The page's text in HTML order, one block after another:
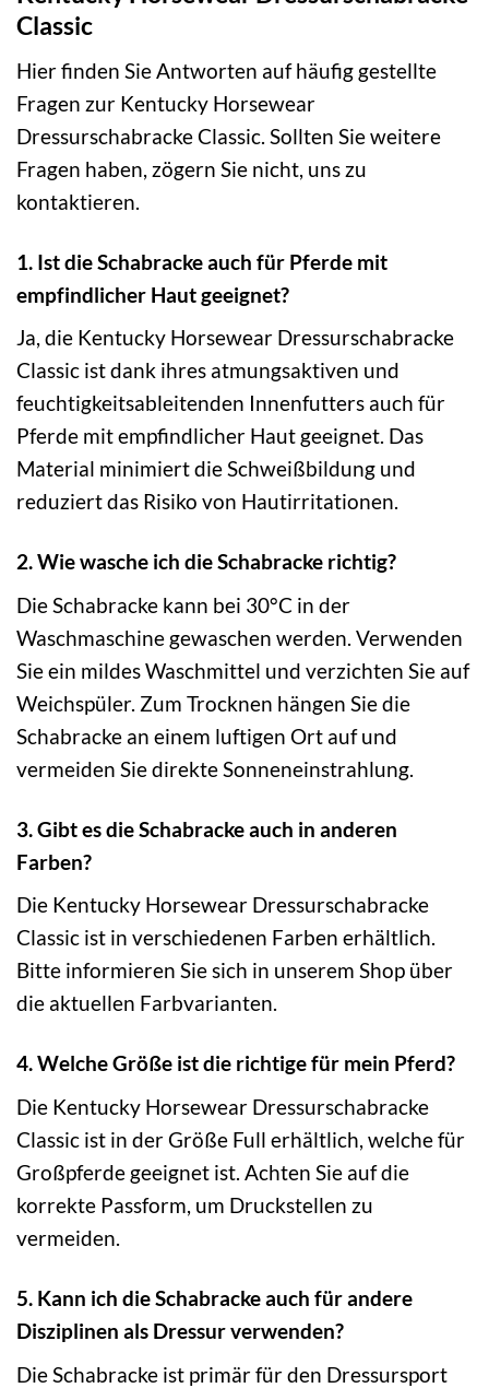
Classic
Hier finden Sie Antworten auf häufig gestellte
Fragen zur Kentucky Horsewear
Dressurschabracke Classic. Sollten Sie weitere
Fragen haben, zögern Sie nicht, uns zu
kontaktieren.
1. Ist die Schabracke auch für Pferde mit
empfindlicher Haut geeignet?
Ja, die Kentucky Horsewear Dressurschabracke
Classic ist dank ihres atmungsaktiven und
feuchtigkeitsableitenden Innenfutters auch für
Pferde mit empfindlicher Haut geeignet. Das
Material minimiert die Schweißbildung und
reduziert das Risiko von Hautirritationen.
2. Wie wasche ich die Schabracke richtig?
Die Schabracke kann bei 30°C in der
Waschmaschine gewaschen werden. Verwenden
Sie ein mildes Waschmittel und verzichten Sie auf
Weichspüler. Zum Trocknen hängen Sie die
Schabracke an einem luftigen Ort auf und
vermeiden Sie direkte Sonneneinstrahlung.
3. Gibt es die Schabracke auch in anderen
Farben?
Die Kentucky Horsewear Dressurschabracke
Classic ist in verschiedenen Farben erhältlich.
Bitte informieren Sie sich in unserem Shop über
die aktuellen Farbvarianten.
4. Welche Größe ist die richtige für mein Pferd?
Die Kentucky Horsewear Dressurschabracke
Classic ist in der Größe Full erhältlich, welche für
Großpferde geeignet ist. Achten Sie auf die
korrekte Passform, um Druckstellen zu
vermeiden.
5. Kann ich die Schabracke auch für andere
Disziplinen als Dressur verwenden?
Die Schabracke ist primär für den Dressursport